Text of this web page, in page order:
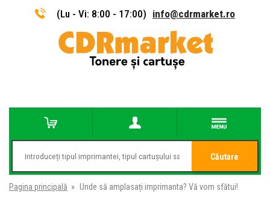
(Lu - Vi: 8:00 - 17:00) info@cdrmarket.ro
Căutare
Pagina principală » Unde să amplasați imprimanta? Vă vom sfătui!